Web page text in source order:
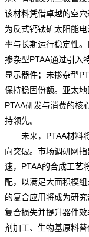
该材料凭借卓越的空
为反式钙钛矿太阳能
率与长期运行稳定性
掺杂型PTAA通过引入
显示器件；未掺杂型
保持稳固份额。亚太
PTAA研发与消费的核
持领先。
未来，PTAA材料将
向突破。 市场调研网指
速，PTAA的合成工艺
配，以满足大面积模
的复合应用将成为研
复合损失并提升器件
剂加工、生物基原料